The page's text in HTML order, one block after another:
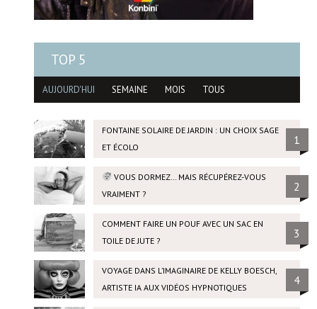
TOP 5
AUJOURD'HUI SEMAINE MOIS TOUS
FONTAINE SOLAIRE DE JARDIN : UN CHOIX SAGE
ET ÉCOLO
1
VOUS DORMEZ… MAIS RÉCUPÉREZ-VOUS
VRAIMENT ?
2
COMMENT FAIRE UN POUF AVEC UN SAC EN
TOILE DE JUTE ?
3
VOYAGE DANS L’IMAGINAIRE DE KELLY BOESCH,
ARTISTE IA AUX VIDÉOS HYPNOTIQUES
4